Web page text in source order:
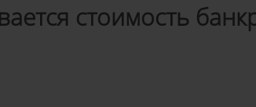
стоимость